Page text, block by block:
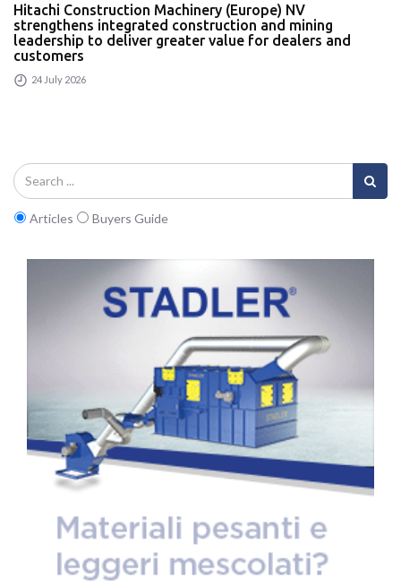
Hitachi Construction Machinery (Europe) NV
strengthens integrated construction and mining
leadership to deliver greater value for dealers and
customers
24 July 2026
Articles Buyers Guide